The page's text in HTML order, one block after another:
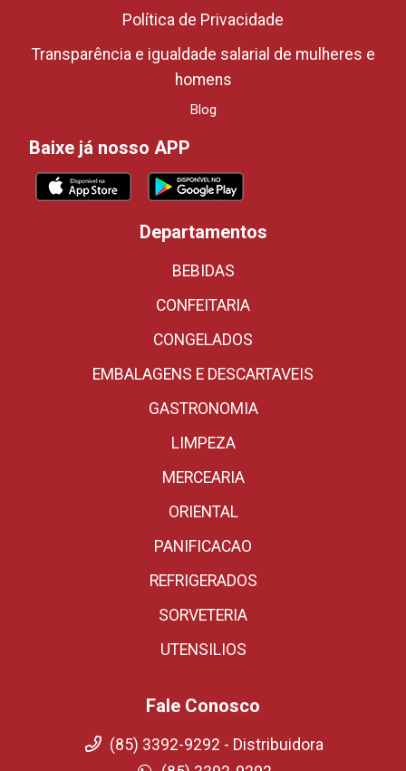
Política de Privacidade
Transparência e igualdade salarial de mulheres e
homens
Blog
Baixe já nosso APP
Departamentos
BEBIDAS
CONFEITARIA
CONGELADOS
EMBALAGENS E DESCARTAVEIS
GASTRONOMIA
LIMPEZA
MERCEARIA
ORIENTAL
PANIFICACAO
REFRIGERADOS
SORVETERIA
UTENSILIOS
Fale Conosco
(85) 3392-9292 - Distribuidora